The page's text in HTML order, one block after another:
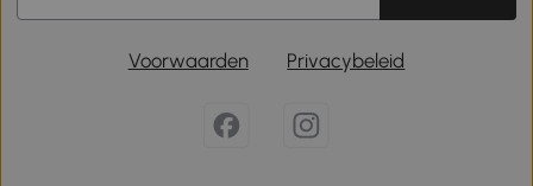
Voorwaarden Privacybeleid